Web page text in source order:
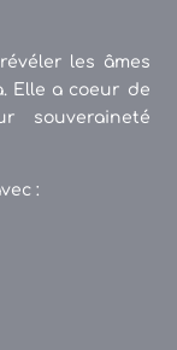
les âmes
Elle a coeur de
souveraineté
: